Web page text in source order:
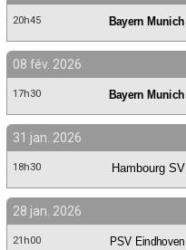
20h45 Bayern Munich
08 fév. 2026
17h30 Bayern Munich
31 jan. 2026
18h30 Hambourg SV
28 jan. 2026
21h00 PSV Eindhoven